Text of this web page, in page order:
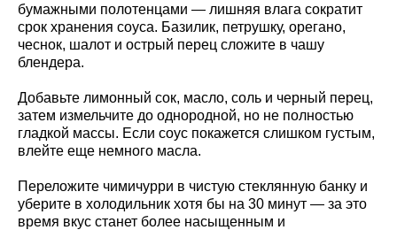
бумажными полотенцами — лишняя влага сократит
срок хранения соуса. Базилик, петрушку, орегано,
чеснок, шалот и острый перец сложите в чашу
блендера.
Добавьте лимонный сок, масло, соль и черный перец,
затем измельчите до однородной, но не полностью
гладкой массы. Если соус покажется слишком густым,
влейте еще немного масла.
Переложите чимичурри в чистую стеклянную банку и
уберите в холодильник хотя бы на 30 минут — за это
время вкус станет более насыщенным и